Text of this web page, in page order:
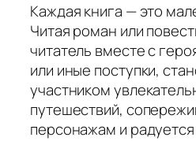
Каждая книга — это
Читая роман или
читатель вместе с
или иные поступки,
участником
путешествий,
персонажам и